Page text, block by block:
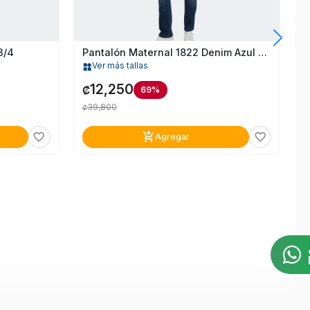
4
favorite_border
Pantalón Maternal 1822 Denim Azul Para Mujer T.4/27
widgetsVer más tallas
₡12,250 69%
₡39,800
add_shopping_cartAgregar favorite_border